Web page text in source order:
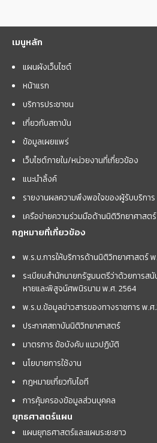
เมนูหลัก
แผนผังเว็บไซต์
หน้าแรก
บริการประชาชน
เกี่ยวกับสถาบัน
ข้อมูลเผยแพร่
เว็บไซต์ภายใน/หน่วยงานที่เกี่ยวข้อง
แนะนำลิ้งค์
รายงานผลความพึงพอใจของผู้รับบริการ
เครือข่ายความร่วมมือด้านนิติวิทยาศาสตร์
กฎหมายที่เกี่ยวข้อง
พ.ร.บ.การให้บริการด้านนิติวิทยาศาสตร์
ระเบียบสำนักนายกรัฐมนตรีว่าด้วยการ
หายและพิสูจน์ศพนิรนาม พ.ศ. 2564
พ.ร.บ.ข้อมูลข่าวสารของทางราชการ พ.ศ
ประกาศสถาบันนิติวิทยาศาสตร์
มาตรการ ข้อบังคับ แนวปฏิบัติ
นโยบายการใช้งาน
กฎหมายเกี่ยวกับไอที
การคุ้มครองข้อมูลส่วนบุคคล
ยุทธศาสตร์แผน
แผนยุทธศาสตร์และแผนระยะยาว